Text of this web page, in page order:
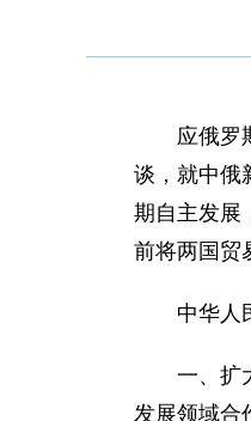
应俄罗
谈，就中俄
期自主发展
前将两国贸
中华人
一、扩
发展领域合